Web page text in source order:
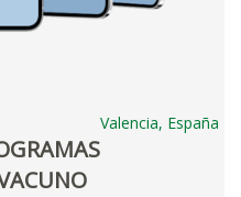
Valencia, España